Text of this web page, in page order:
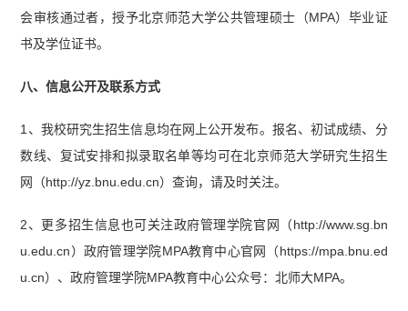
会审核通过者，授予北京师范大学公共管理硕士（MPA）毕业证
书及学位证书。
八、信息公开及联系方式
1、我校研究生招生信息均在网上公开发布。报名、初试成绩、分
数线、复试安排和拟录取名单等均可在北京师范大学研究生招生
网（http://yz.bnu.edu.cn）查询，请及时关注。
2、更多招生信息也可关注政府管理学院官网（http://www.sg.bn
u.edu.cn）政府管理学院MPA教育中心官网（https://mpa.bnu.ed
u.cn）、政府管理学院MPA教育中心公众号：北师大MPA。